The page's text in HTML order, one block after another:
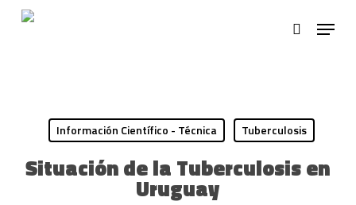
search
Menu
Información Científico - Técnica Tuberculosis
Situación de la Tuberculosis en
Uruguay